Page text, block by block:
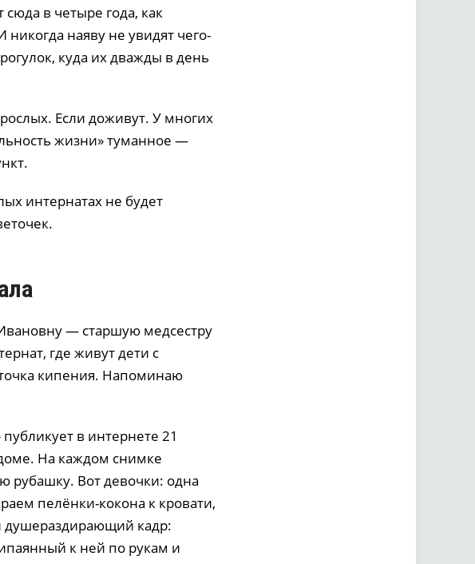
в четыре года, как
наяву не увидят чего-
куда их дважды в день
Если доживут. У многих
жизни» туманное —
интернатах не будет
— старшую медсестру
где живут дети с
кипения. Напоминаю
в интернете 21
На каждом снимке
рубашку. Вот девочки: одна
пелёнки-кокона к кровати,
душераздирающий кадр:
к ней по рукам и